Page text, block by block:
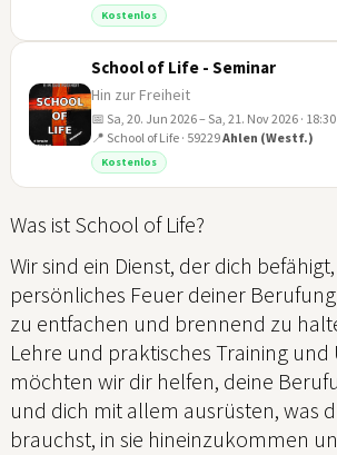
Kostenlos
School of Life - Seminar
Hin zur Freiheit
📅 Sa, 20. Jun 2026 – Sa, 21. Nov 2026 ·
📍 School of Life · 59229Ahlen (Westf.)
Kostenlos
Was ist School of Life?
Wir sind ein Dienst, der dich
persönliches Feuer deiner
zu entfachen und brennend zu
Lehre und praktisches Training
möchten wir dir helfen, deine
und dich mit allem ausrüsten, was
brauchst, in sie hineinzukommen